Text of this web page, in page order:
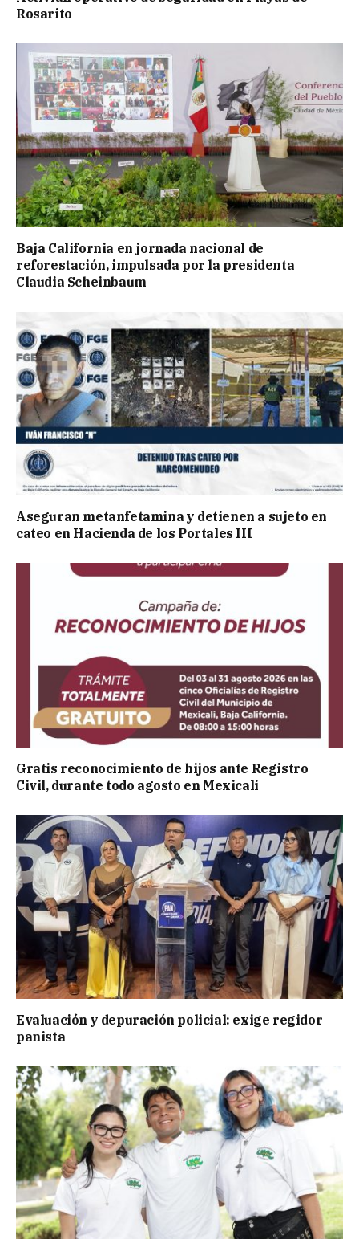
Rosarito
Baja California en jornada nacional de
reforestación, impulsada por la presidenta
Claudia Scheinbaum
Aseguran metanfetamina y detienen a sujeto en
cateo en Hacienda de los Portales III
Gratis reconocimiento de hijos ante Registro
Civil, durante todo agosto en Mexicali
Evaluación y depuración policial: exige regidor
panista